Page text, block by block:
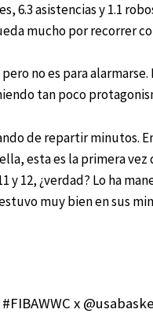
6.3 asistencias y 1.1
mucho por recorrer
no es para
tan poco
de repartir minutos.
esta es la primera
12, ¿verdad? Lo ha
muy bien en sus
x